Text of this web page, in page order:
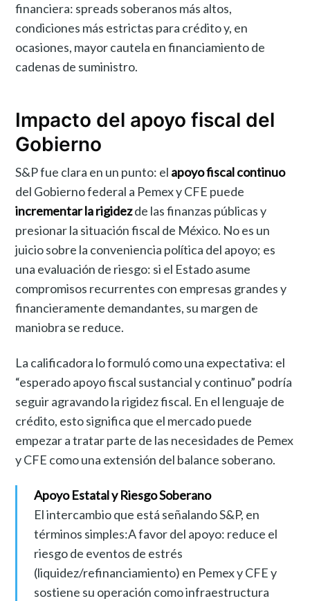
financiera: spreads soberanos más altos,
condiciones más estrictas para crédito y, en
ocasiones, mayor cautela en financiamiento de
cadenas de suministro.
Impacto del apoyo fiscal del
Gobierno
S&P fue clara en un punto: el apoyo fiscal continuo
del Gobierno federal a Pemex y CFE puede
incrementar la rigidezde las finanzas públicas y
presionar la situación fiscal de México. No es un
juicio sobre la conveniencia política del apoyo; es
una evaluación de riesgo: si el Estado asume
compromisos recurrentes con empresas grandes y
financieramente demandantes, su margen de
maniobra se reduce.
La calificadora lo formuló como una expectativa: el
“esperado apoyo fiscal sustancial y continuo” podría
seguir agravando la rigidez fiscal. En el lenguaje de
crédito, esto significa que el mercado puede
empezar a tratar parte de las necesidades de Pemex
y CFE como una extensión del balance soberano.
Apoyo Estatal y Riesgo Soberano
El intercambio que está señalando S&P, en
términos simples:A favor del apoyo: reduce el
riesgo de eventos de estrés
(liquidez/refinanciamiento) en Pemex y CFE y
sostiene su operación como infraestructura